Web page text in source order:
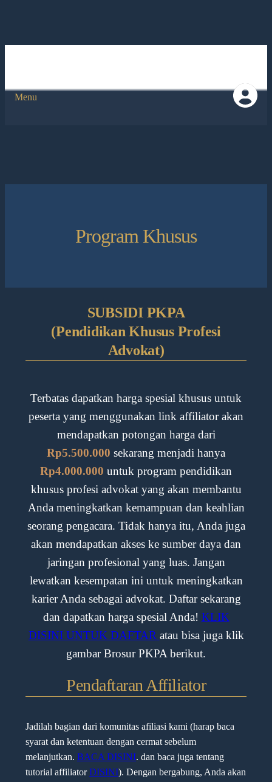
Menu
Program Khusus
SUBSIDI PKPA
(Pendidikan Khusus Profesi
Advokat)
Terbatas dapatkan harga spesial khusus untuk
peserta yang menggunakan link affiliator akan
mendapatkan potongan harga dari
Rp5.500.000 sekarang menjadi hanya
Rp4.000.000 untuk program pendidikan
khusus profesi advokat yang akan membantu
Anda meningkatkan kemampuan dan keahlian
seorang pengacara. Tidak hanya itu, Anda juga
akan mendapatkan akses ke sumber daya dan
jaringan profesional yang luas. Jangan
lewatkan kesempatan ini untuk meningkatkan
karier Anda sebagai advokat. Daftar sekarang
dan dapatkan harga spesial Anda! KLIK
DISINI UNTUK DAFTAR atau bisa juga klik
gambar Brosur PKPA berikut.
Pendaftaran Affiliator
Jadilah bagian dari komunitas afiliasi kami (harap baca
syarat dan ketentuan dengan cermat sebelum
melanjutkan. BACA DISINI. dan baca juga tentang
tutorial affiliatorDISINI). Dengan bergabung, Anda akan